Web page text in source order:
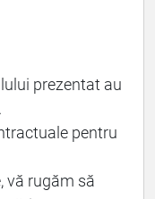
prezentat au
pentru
vă rugăm să